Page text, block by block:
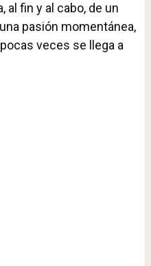
al fin y al cabo, de un
pasión momentánea,
veces se llega a